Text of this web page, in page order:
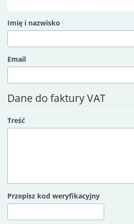
Imię i nazwisko
Email
Dane do faktury VAT
Treść
Przepisz kod weryfikacyjny